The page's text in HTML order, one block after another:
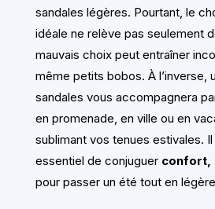
sandales légères. Pourtant, le
idéale ne relève pas seulement
mauvais choix peut entraîner
même petits bobos. À l’inverse,
sandales vous accompagnera
en promenade, en ville ou en
sublimant vos tenues estivales.
essentiel de conjuguer confort,
pour passer un été tout en